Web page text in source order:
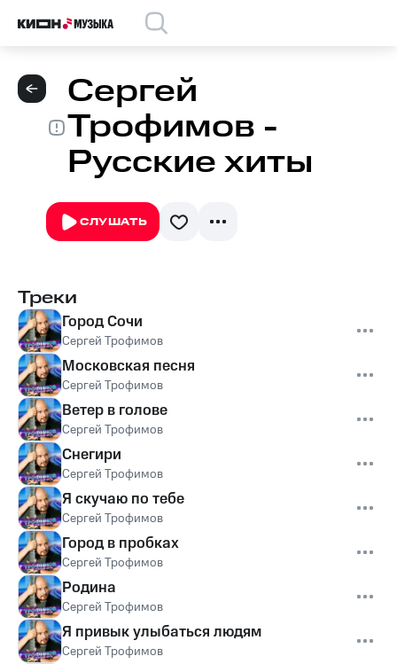
Сергей
Трофимов -
Русские хиты
СЛУШАТЬ
Треки
Город Сочи
Сергей Трофимов
Московская песня
Сергей Трофимов
Ветер в голове
Сергей Трофимов
Снегири
Сергей Трофимов
Я скучаю по тебе
Сергей Трофимов
Город в пробках
Сергей Трофимов
Родина
Сергей Трофимов
Я привык улыбаться людям
Сергей Трофимов